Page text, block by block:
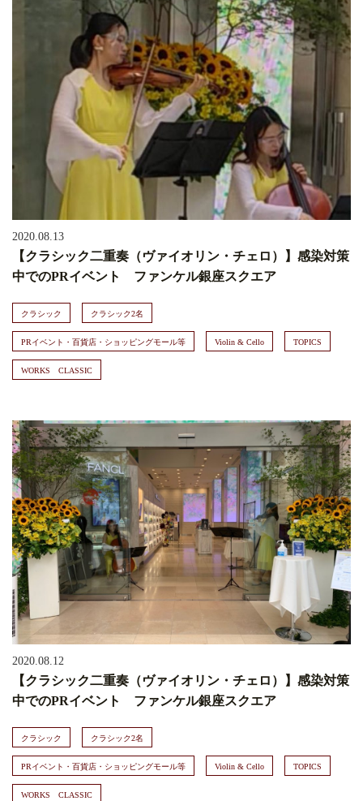
2020.08.13
【クラシック二重奏（ヴァイオリン・チェロ）】感染対策
中でのPRイベント ファンケル銀座スクエア
クラシック クラシック2名
PRイベント・百貨店・ショッピングモール等 Violin & Cello TOPICS
WORKS CLASSIC
2020.08.12
【クラシック二重奏（ヴァイオリン・チェロ）】感染対策
中でのPRイベント ファンケル銀座スクエア
クラシック クラシック2名
PRイベント・百貨店・ショッピングモール等 Violin & Cello TOPICS
WORKS CLASSIC